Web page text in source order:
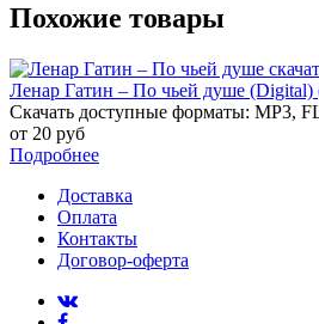
Похожие товары
Ленар Гатин – По чьей душе (Digital)
Скачать доступные форматы: MP3,
от 20 руб
Подробнее
Доставка
Оплата
Контакты
Договор-оферта